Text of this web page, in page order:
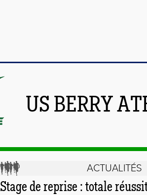
US BERRY
ACTUALITÉS
Stage de reprise : totale